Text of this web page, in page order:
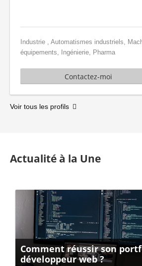
Industrie , Automatismes industriels,
équipements, Ingénierie, Pharma
Contactez-moi
Voir tous les profils
Actualité à la Une
Devenir développeur FULL
métier